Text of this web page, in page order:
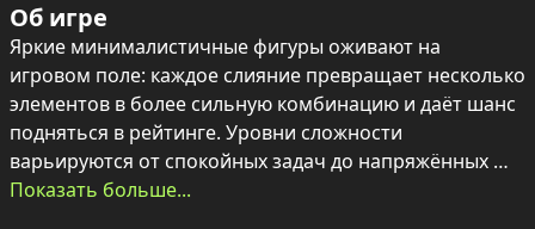
Об игре
Яркие минималистичные фигуры оживают на
игровом поле: каждое слияние превращает несколько
элементов в более сильную комбинацию и даёт шанс
подняться в рейтинге. Уровни сложности
варьируются от спокойных задач до напряжённых
испытаний, которые постоянно меняют ритм партии.
Показать больше...